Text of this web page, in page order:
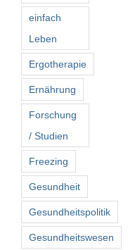
einfach
Leben
Ergotherapie
Ernährung
Forschung
/ Studien
Freezing
Gesundheit
Gesundheitspolitik
Gesundheitswesen